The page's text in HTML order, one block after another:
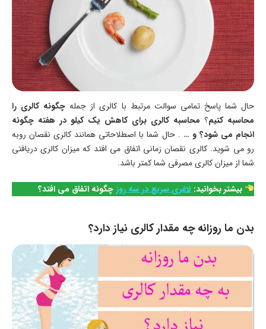
حال شما پاسخ تمامی سوالت مرتبط با کالری از جملهچگونه کالری را
محاسبه کنیم؟ محاسبه کالری برای کاهش یک کیلو در هفته چگونه
انجام می شود؟ و … . حال شما با اصطلاحاتی همانند کالری نقصان روبه
رو می شوید. کالری نقصان زمانی اتفاق می افتد که میزان کالری دریافتی
شما از میزان کالری مصرفی شما کمتر باشد.
بیشتر بخوانید: لاغری سریع در سه روز چگونه اتفاق می افتد؟
بدن ما روزانه چه مقدار کالری نیاز دارد؟